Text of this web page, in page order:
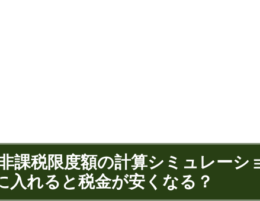
課税限度額の計算シミュレーシ
入れると税金が安くなる？